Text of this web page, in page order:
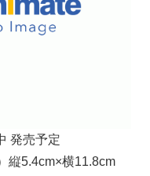
発売予定
縦5.4cm×横11.8cm